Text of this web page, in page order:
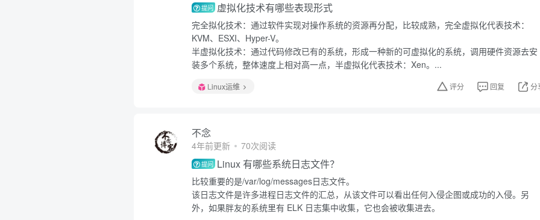
提问 虚拟化技术有哪些表现形式
完全拟化技术：通过软件实现对操作系统的资源再分配，比较成熟，完全虚拟化代表技术：
KVM、ESXI、Hyper-V。
半虚拟化技术：通过代码修改已有的系统，形成一种新的可虚拟化的系统，调用硬件资源去安
装多个系统，整体速度上相对高一点，半虚拟化代表技术：Xen。...
Linux运维 评分 回复 分
不念
4年前更新 70次阅读
提问 Linux 有哪些系统日志文件？
比较重要的是/var/log/messages日志文件。
该日志文件是许多进程日志文件的汇总，从该文件可以看出任何入侵企图或成功的入侵。另
外，如果胖友的系统里有 ELK 日志集中收集，它也会被收集进去。